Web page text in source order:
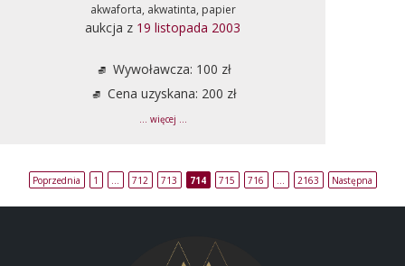
akwaforta, akwatinta, papier
aukcja z 19 listopada 2003
Wywoławcza: 100 zł
Cena uzyskana: 200 zł
... więcej ...
Poprzednia 1 712 713 714 715 716 2163 Następna